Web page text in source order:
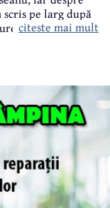
pe larg după
sunt în
2018, precum și
TVA.
citeste mai mult